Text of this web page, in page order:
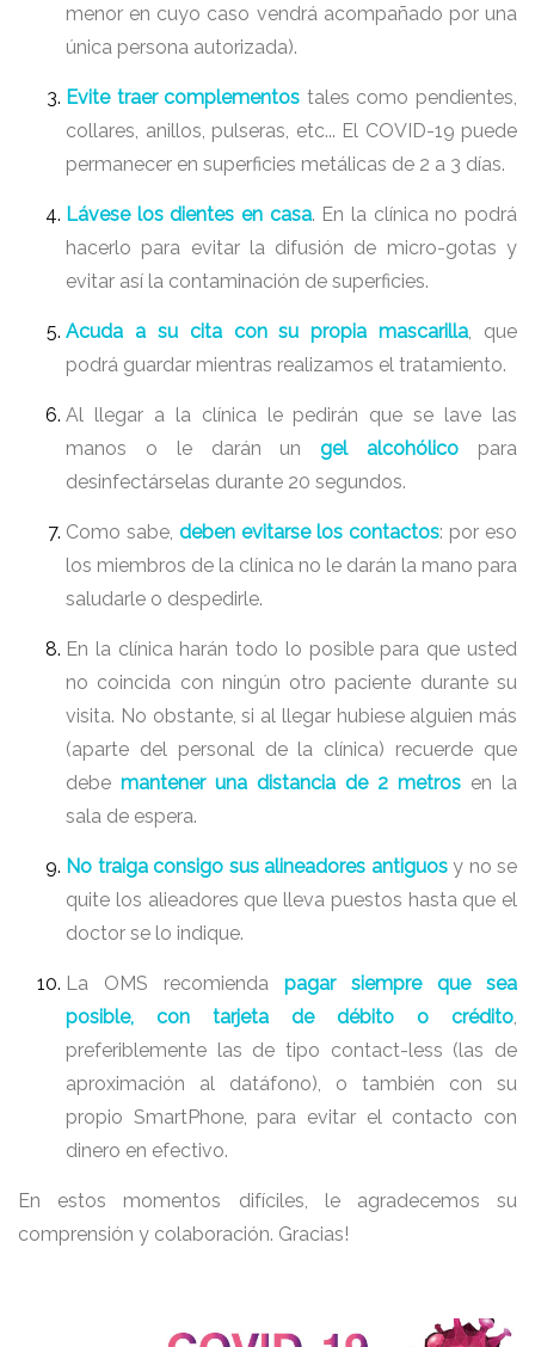
menor en cuyo caso vendrá acompañado por una
única persona autorizada).
Evite traer complementos tales como pendientes,
collares, anillos, pulseras, etc... El COVID-19 puede
permanecer en superficies metálicas de 2 a 3 días.
Lávese los dientes en casa. En la clínica no podrá
hacerlo para evitar la difusión de micro-gotas y
evitar así la contaminación de superficies.
Acuda a su cita con su propia mascarilla , que
podrá guardar mientras realizamos el tratamiento.
Al llegar a la clínica le pedirán que se lave las
manos o le darán ungel alcohólico para
desinfectárselas durante 20 segundos.
Como sabe, deben evitarse los contactos: por eso
los miembros de la clínica no le darán la mano para
saludarle o despedirle.
En la clínica harán todo lo posible para que usted
no coincida con ningún otro paciente durante su
visita. No obstante, si al llegar hubiese alguien más
(aparte del personal de la clínica) recuerde que
debe mantener una distancia de 2 metros en la
sala de espera.
No traiga consigo sus alineadores antiguosy no se
quite los alieadores que lleva puestos hasta que el
doctor se lo indique.
La OMS recomienda pagar siempre que sea
posible, con tarjeta de débito o crédito
preferiblemente las de tipo contact-less (las de
aproximación al datáfono), o también con su
propio SmartPhone, para evitar el contacto con
dinero en efectivo.
En estos momentos difíciles, le agradecemos su
comprensión y colaboración. Gracias!